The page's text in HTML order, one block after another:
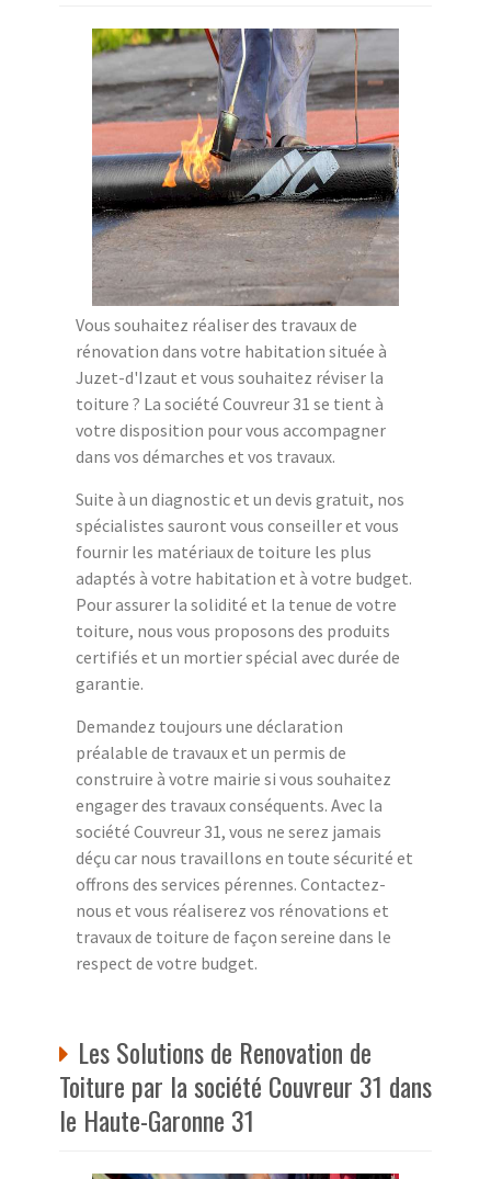
Vous souhaitez réaliser des travaux de
rénovation dans votre habitation située à
Juzet-d'Izaut et vous souhaitez réviser la
toiture ? La société Couvreur 31 se tient à
votre disposition pour vous accompagner
dans vos démarches et vos travaux.
Suite à un diagnostic et un devis gratuit, nos
spécialistes sauront vous conseiller et vous
fournir les matériaux de toiture les plus
adaptés à votre habitation et à votre budget.
Pour assurer la solidité et la tenue de votre
toiture, nous vous proposons des produits
certifiés et un mortier spécial avec durée de
garantie.
Demandez toujours une déclaration
préalable de travaux et un permis de
construire à votre mairie si vous souhaitez
engager des travaux conséquents. Avec la
société Couvreur 31, vous ne serez jamais
déçu car nous travaillons en toute sécurité et
offrons des services pérennes. Contactez-
nous et vous réaliserez vos rénovations et
travaux de toiture de façon sereine dans le
respect de votre budget.
Les Solutions de Renovation de
Toiture par la société Couvreur 31 dans
le Haute-Garonne 31